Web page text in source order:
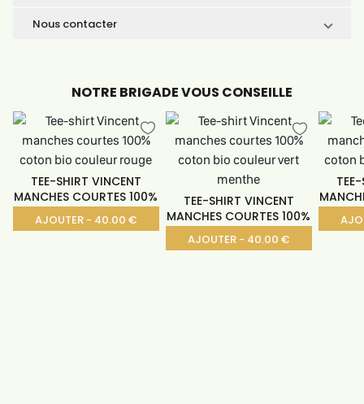
Nous contacter
NOTRE BRIGADE VOUS CONSEILLE
TEE-SHIRT VINCENT
MANCHES COURTES 100%
AJOUTER - 40.00 €
TEE-SHIRT VINCENT
MANCHES COURTES 100%
AJOUTER - 40.00 €